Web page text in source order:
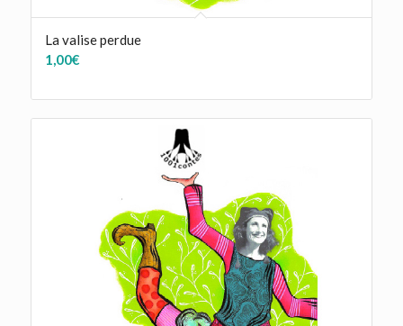
La valise perdue
1,00€